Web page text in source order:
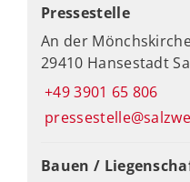
Pressestelle
An der
29410 Hansestadt
+49 3901 65 806
Bauen /